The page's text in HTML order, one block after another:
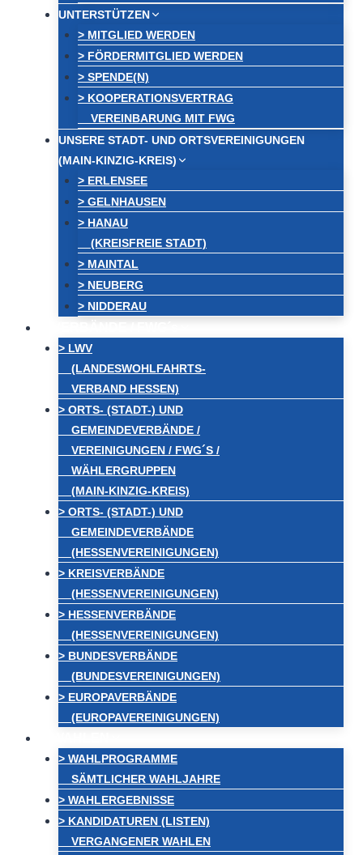
UNTERSTÜTZEN
> MITGLIED WERDEN
> FÖRDERMITGLIED WERDEN
> SPENDE(N)
> KOOPERATIONSVERTRAG
VEREINBARUNG MIT FWG
UNSERE STADT- UND ORTSVEREINIGUNGEN
(MAIN-KINZIG-KREIS)
> ERLENSEE
> GELNHAUSEN
> HANAU
(KREISFREIE STADT)
> MAINTAL
> NEUBERG
> NIDDERAU
> LWV
(LANDESWOHLFAHRTS-
VERBAND HESSEN)
> ORTS- (STADT-) UND
GEMEINDEVERBÄNDE /
VEREINIGUNGEN / FWG´S /
WÄHLERGRUPPEN
(MAIN-KINZIG-KREIS)
> ORTS- (STADT-) UND
GEMEINDEVERBÄNDE
(HESSENVEREINIGUNGEN)
> KREISVERBÄNDE
(HESSENVEREINIGUNGEN)
> HESSENVERBÄNDE
(HESSENVEREINIGUNGEN)
> BUNDESVERBÄNDE
(BUNDESVEREINIGUNGEN)
> EUROPAVERBÄNDE
(EUROPAVEREINIGUNGEN)
> WAHLPROGRAMME
SÄMTLICHER WAHLJAHRE
> WAHLERGEBNISSE
> KANDIDATUREN (LISTEN)
VERGANGENER WAHLEN